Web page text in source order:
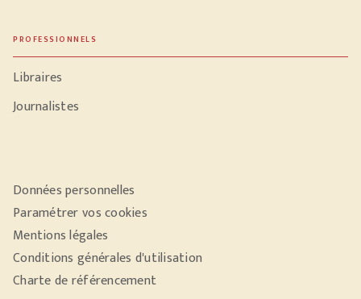
PROFESSIONNELS
Libraires
Journalistes
Données personnelles
Paramétrer vos cookies
Mentions légales
Conditions générales d'utilisation
Charte de référencement